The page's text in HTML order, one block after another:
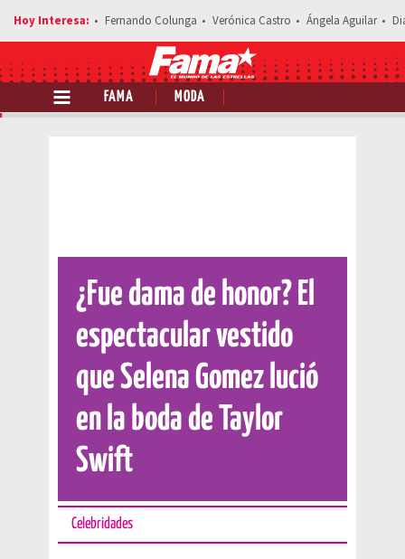
Fernando Colunga Verónica Castro Ángela Aguilar
FAMA MODA
Comparte esta noticia
¿Fue dama de honor? El
espectacular vestido
que Selena Gomez lució
en la boda de Taylor
Swift
Celebridades